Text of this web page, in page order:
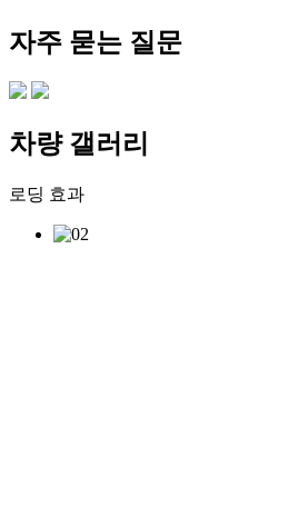
자주 묻는 질문
차량 갤러리
로딩 효과